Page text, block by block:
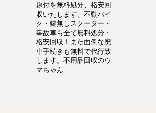
原付を無料処分、格安回
収いたします。不動バイ
ク・鍵無しスクーター・
事故車も全て無料処分・
格安回収！また面倒な廃
車手続きも無料で代行致
します。不用品回収のウ
マちゃん